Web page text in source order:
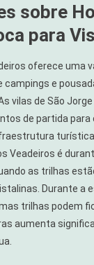
sobre
para
oferece uma
campings e
vilas de São Jorge
de partida para
Veadeiros é
as trilhas
Durante a
trilhas podem
aumenta